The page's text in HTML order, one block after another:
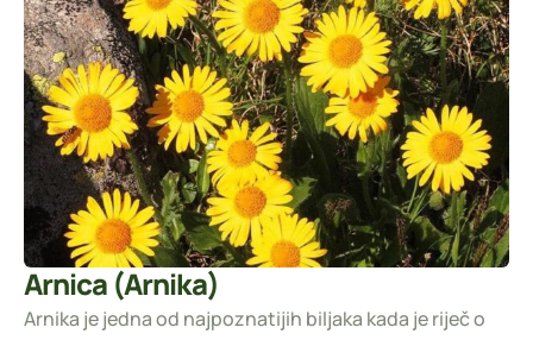
Arnica (Arnika)
Arnika je jedna od najpoznatijih biljaka kada je riječ o